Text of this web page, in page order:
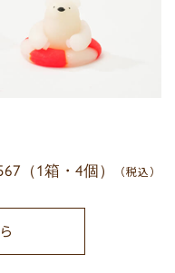
（1箱・4個） （税込）